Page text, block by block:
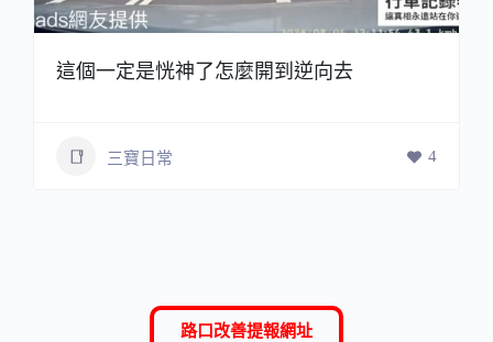
這個一定是恍神了怎麼開到逆向去
三寶日常 4
路口改善提報網址